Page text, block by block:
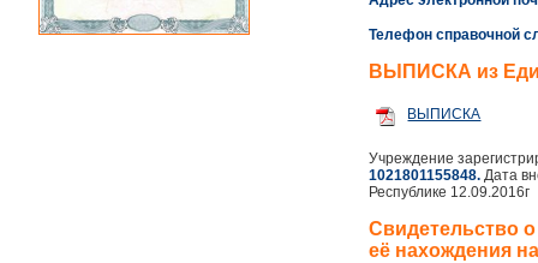
Телефон справочной
ВЫПИСКА из
ВЫПИСКА
Учреждение
1021801155848. Дата
Республике 12.09.2016г
Свидетельство
её нахождения